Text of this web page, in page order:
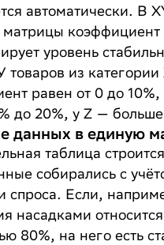
автоматически. В
матрицы коэффициент
уровень
товаров из категории
равен от 0 до 10%,
до 20%, у Z —
данных в единую
таблица
собирались с
спроса. Если,
насадками
80%, на него есть